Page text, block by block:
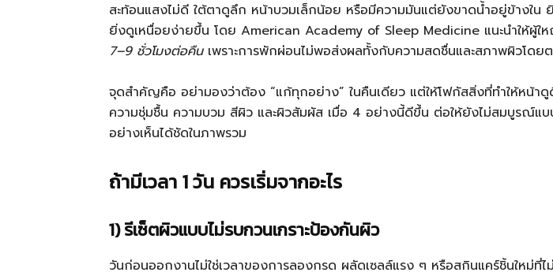
สะท้อนแสงไม่ดี ใต้ตาดูลึก หน้าบวมเล็กน้อย หรือมีความมันแต่ยังขาดน้ำอยู่ข้างใน
ยิ่งดูเหนื่อยง่ายขึ้น โดย American Academy of Sleep Medicine แนะนำให้ผู้ใ
7–9 ชั่วโมงต่อคืนเพราะการพักผ่อนไม่พอส่งผลทั้งกับความสดชื่นและสภาพผิวโดย
จุดสำคัญคือ อย่ามองว่าต้อง “แก้ทุกอย่าง” ในคืนเดียว แต่ให้โฟกัสสิ่งที่ทำให้หน้า
ความชุ่มชื้น ความบวม สีผิว และผิวสัมผัส เมื่อ 4 อย่างนี้ดีขึ้น ต่อให้ยังไม่สมบูรณ์แ
อย่างเห็นได้ชัดในภาพรวม
ถ้ามีเวลา 1 วัน ควรเริ่มจากอะไร
1) รีเซ็ตผิวแบบไม่รบกวนเกราะป้องกันผิว
วันก่อนออกงานไม่ใช่เวลาของการลองกรด ผลัดเซลล์แรง ๆ หรือสกินแคร์ชิ้นใหม่ที่ไ